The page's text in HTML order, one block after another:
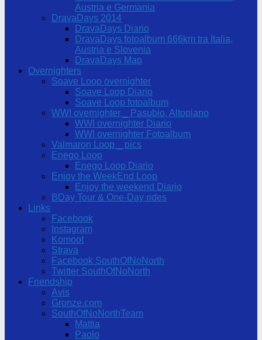
Austria e Germania
DravaDays 2014
DravaDays Diario
DravaDays fotoalbum 666km tra Italia,
Austria e Slovenia
DravaDays Map
Overnighters
Soave Loop overnighter
Soave Loop Diario
Soave Loop fotoalbum
WWI overnighter _ Pasubio, Altopiano
WWI overnighter Diario
WWI overnighter Fotoalbum
Valmaron Loop _ pics
Enego Loop
Enego Loop Diario
Enjoy the WeekEnd Loop
Enjoy the weekend Diario
BDay Tour & One-Day rides
Links
Facebook
Instagram
Komoot
Strava
Facebook SouthOfNoNorth
Twitter SouthOfNoNorth
Friendship
Avis
Gronze.com
SouthOfNoNorthTeam
Mattia
Paolo